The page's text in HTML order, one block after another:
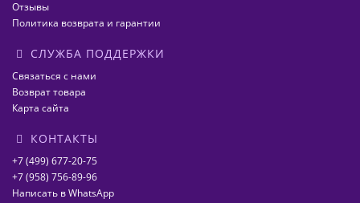
Отзывы
Политика возврата и гарантии
СЛУЖБА ПОДДЕРЖКИ
Связаться с нами
Возврат товара
Карта сайта
КОНТАКТЫ
+7 (499) 677-20-75
+7 (958) 756-89-96
Написать в WhatsApp